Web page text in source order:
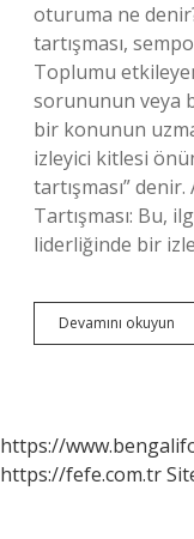
oturuma ne
tartışması,
Toplumu
sorununun veya
bir konunun
izleyici kitlesi
tartışması”
Tartışması: Bu,
liderliğinde bir
Devamını okuyun
https://
https://fefe.com.tr